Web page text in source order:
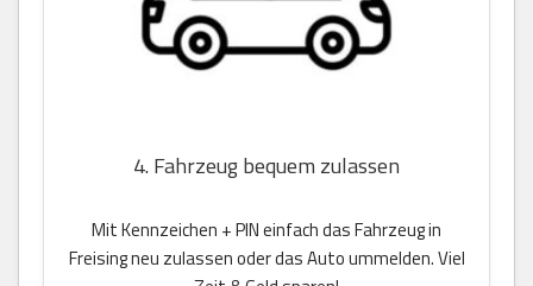
4. Fahrzeug bequem zulassen
Mit Kennzeichen + PIN einfach das Fahrzeug in
Freising neu zulassen oder das Auto ummelden. Viel